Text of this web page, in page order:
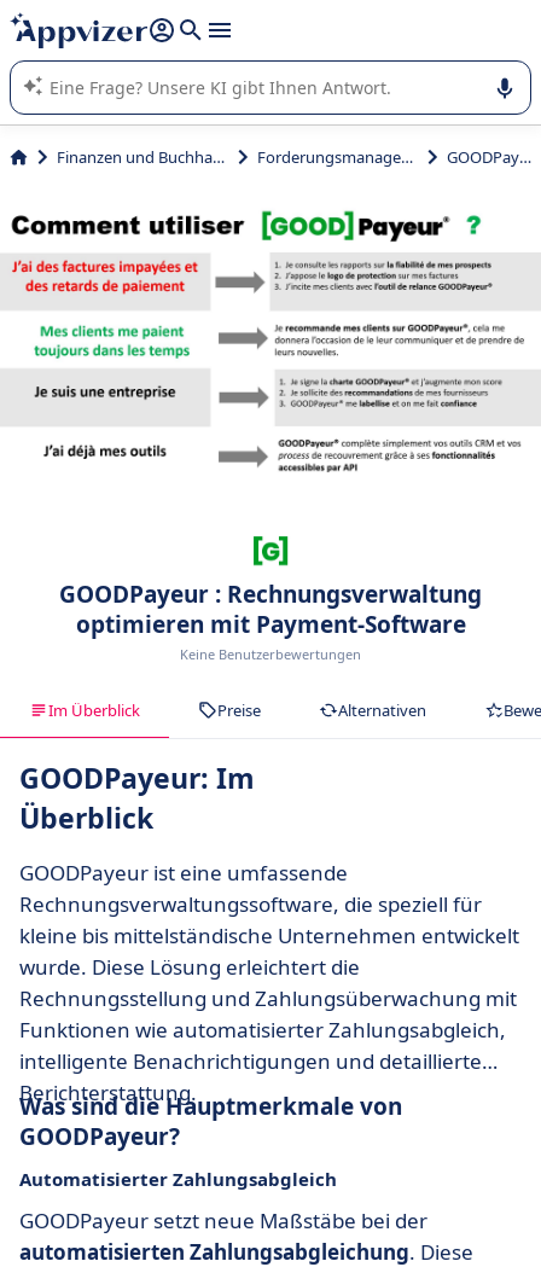
beantworten (mehrere Zeilen mit
Die KI von Appvizer führt Sie bei der Nutzung oder Auswahl
von SaaS-Software in Unternehmen.
Finanzen und Buchhaltung Forderungsmanagement GOODPayeur
GOODPayeur : Rechnungsverwaltung
optimieren mit Payment-Software
Keine Benutzerbewertungen
Im Überblick Preise Alternativen
GOODPayeur: Im
Überblick
GOODPayeur ist eine umfassende
Rechnungsverwaltungssoftware, die speziell für
kleine bis mittelständische Unternehmen entwickelt
wurde. Diese Lösung erleichtert die
Rechnungsstellung und Zahlungsüberwachung mit
Funktionen wie automatisierter Zahlungsabgleich,
intelligente Benachrichtigungen und detaillierte
Berichterstattung.
Was sind die Hauptmerkmale von
GOODPayeur?
Automatisierter Zahlungsabgleich
GOODPayeur setzt neue Maßstäbe bei der
automatisierten Zahlungsabgleichung. Diese